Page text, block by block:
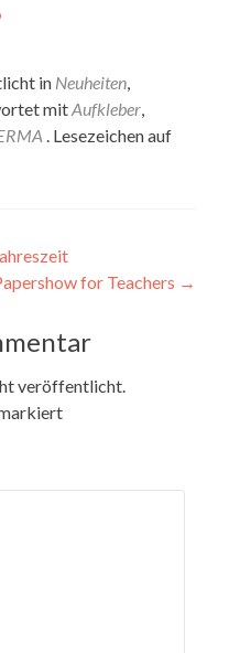
in Neuheiten,
mitAufkleber,
. Lesezeichen auf
for Teachers →
veröffentlicht.